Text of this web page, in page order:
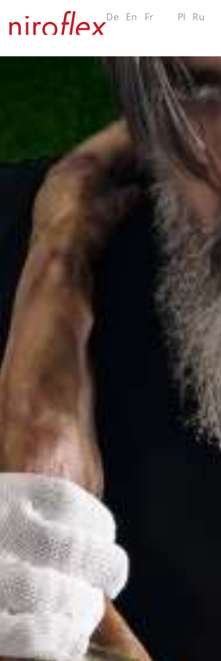
De En Fr Pl Ru